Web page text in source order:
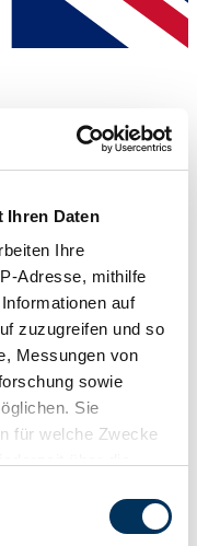
Ihren Daten
Ihre
Adresse, mithilfe
auf
zuzugreifen und so
Messungen von
sowie
Sie
für welche Zwecke